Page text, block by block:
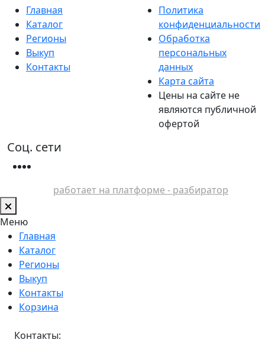
Главная
Каталог
Регионы
Выкуп
Контакты
Политика
конфиденциальности
Обработка
персональных
данных
Карта сайта
Цены на сайте не
являются публичной
офертой
Соц. сети
работает на платформе - разбиратор
Меню
Главная
Каталог
Регионы
Выкуп
Контакты
Корзина
Контакты: